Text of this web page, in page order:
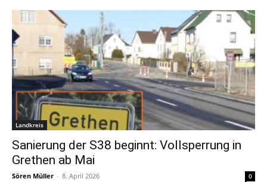
Landkreis
Sanierung der S38 beginnt: Vollsperrung in
Grethen ab Mai
Sören Müller - 8. April 2026 0